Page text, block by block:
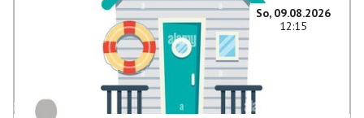
So, 09.08.2026
12:15